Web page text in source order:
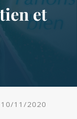
et
10/11/2020